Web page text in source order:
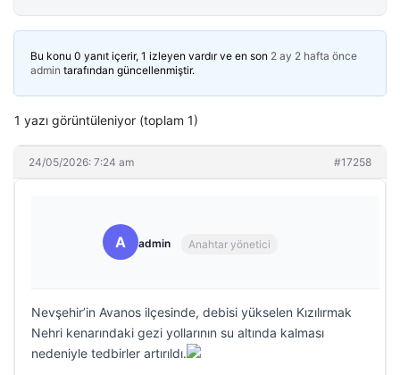
Bu konu 0 yanıt içerir, 1 izleyen vardır ve en son 2 ay 2 hafta önce
admin tarafından güncellenmiştir.
1 yazı görüntüleniyor (toplam 1)
24/05/2026: 7:24 am #17258
A admin Anahtar yönetici
Nevşehir’in Avanos ilçesinde, debisi yükselen Kızılırmak
Nehri kenarındaki gezi yollarının su altında kalması
nedeniyle tedbirler artırıldı.